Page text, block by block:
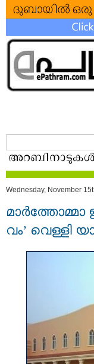
Wednesday, November
വം’ വെ​ള്ളി